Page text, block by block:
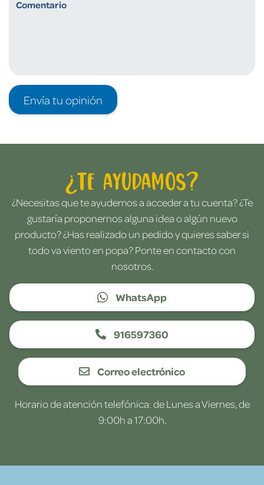
Envía tu opinión
¿Te ayudamos?
¿Necesitas que te ayudemos a acceder a tu cuenta? ¿Te
gustaría proponernos alguna idea o algún nuevo
producto? ¿Has realizado un pedido y quieres saber si
todo va viento en popa? Ponte en contacto con
nosotros.
WhatsApp
916597360
Correo electrónico
Horario de atención telefónica: de Lunes a Viernes, de
9:00h a 17:00h.